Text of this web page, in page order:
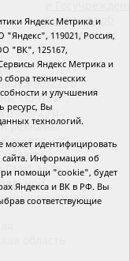
Сведения об
организации
Почтамт,
рекламы:
СМИ Эл №
область
Яндекс Метрика и
119021, Россия,
"ВК", 125167,
Яндекс Метрика и
технических
и улучшения
ресурс, Вы
технологий.
идентифицировать
Информация об
помощи "cookie", будет
Яндекса и ВК в РФ. Вы
соответствующие